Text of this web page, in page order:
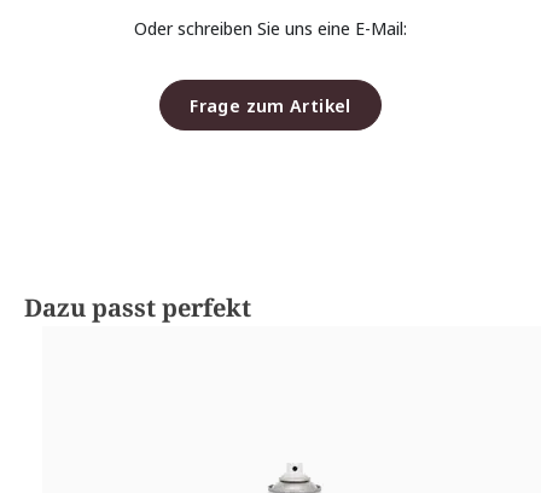
Oder schreiben Sie uns eine E-Mail:
Frage zum Artikel
Produktgalerie überspringen
Dazu passt perfekt